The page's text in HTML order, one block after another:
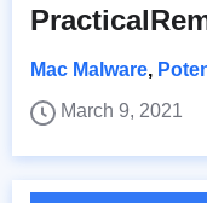
Mac Malware,
March 9, 2021